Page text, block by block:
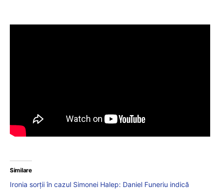
Similare
Ironia sorții în cazul Simonei Halep: Daniel Funeriu indică